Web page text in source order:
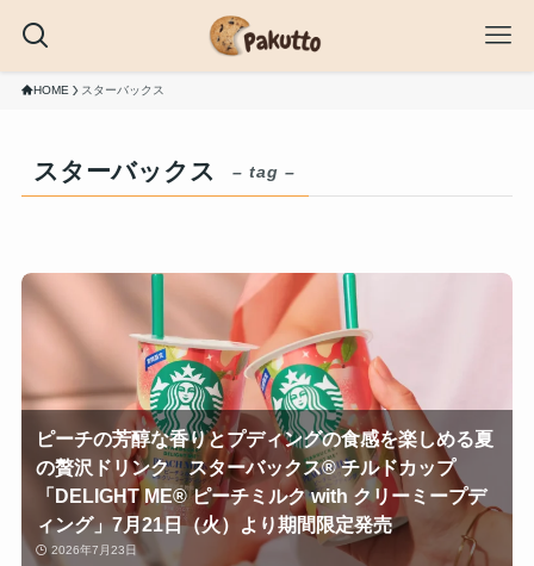
HOME スターバックス
スターバックス – tag –
ピーチの芳醇な香りとプディングの食感を楽しめる夏
の贅沢ドリンク スターバックス® チルドカップ
「DELIGHT ME® ピーチミルク with クリーミープデ
ィング」7月21日（火）より期間限定発売
2026年7月23日